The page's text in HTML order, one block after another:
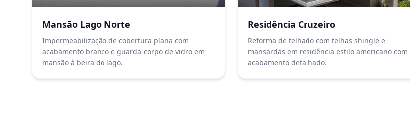
Mansão Lago Norte
Impermeabilização de cobertura plana com
acabamento branco e guarda-corpo de vidro em
mansão à beira do lago.
Residência Cruzeiro
Reforma de telhado com telhas shingle e
mansardas em residência estilo americano com
acabamento detalhado.